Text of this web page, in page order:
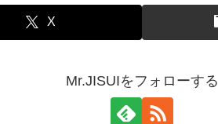
X
Mr.JISUIをフォローする